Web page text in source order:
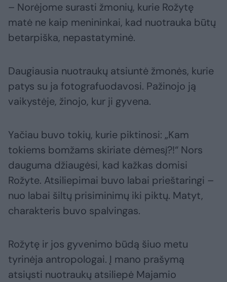
– Norėjome surasti žmonių, kurie Rožytę
matė ne kaip menininkai, kad nuotrauka būtų
betarpiška, nepastatyminė.
Daugiausia nuotraukų atsiuntė žmonės, kurie
patys su ja fotografuodavosi. Pažinojo ją
vaikystėje, žinojo, kur ji gyvena.
Yačiau buvo tokių, kurie piktinosi: „Kam
tokiems bomžams skiriate dėmesį?!“ Nors
dauguma džiaugėsi, kad kažkas domisi
Rožyte. Atsiliepimai buvo labai prieštaringi –
nuo labai šiltų prisiminimų iki piktų. Matyt,
charakteris buvo spalvingas.
Rožytę ir jos gyvenimo būdą šiuo metu
tyrinėja antropologai. Į mano prašymą
atsiųsti nuotraukų atsiliepė Majamio